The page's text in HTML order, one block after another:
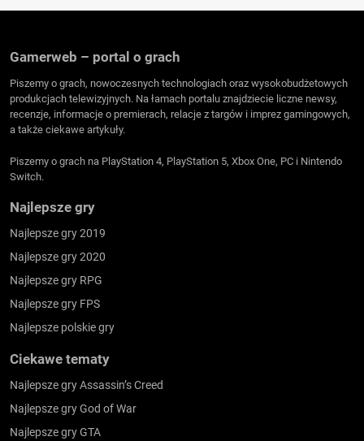
Gamerweb – portal o grach
Piszemy o grach, nowoczesnych technologiach oraz wysokobudżetowych
produkcjach telewizyjnych. Na łamach portalu znajdziecie liczne newsy,
recenzje, informacje o premierach, relacje z targów i imprez gamingowych,
a także ciekawe artykuły.
Piszemy o grach na PlayStation 4, PlayStation 5, Xbox One, PC i Nintendo
Switch.
Najlepsze gry
Najlepsze gry 2019
Najlepsze gry 2020
Najlepsze gry RPG
Najlepsze gry FPS
Najlepsze polskie gry
Ciekawe tematy
Najlepsze gry Assassin’s Creed
Najlepsze gry God of War
Najlepsze gry GTA